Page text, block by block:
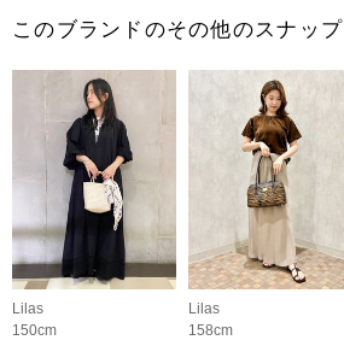
このブランドのその他のスナップ
Lilas
150cm
Lilas
158cm